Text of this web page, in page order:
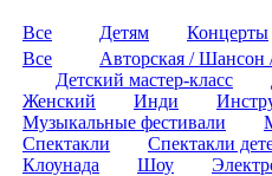
Все Детям Концерты
Все
Авторская / Шансон
Детский мастер-класс
Женский
Инди
Музыкальные фестивали
Спектакли
Спектакли
Клоунада
Шоу